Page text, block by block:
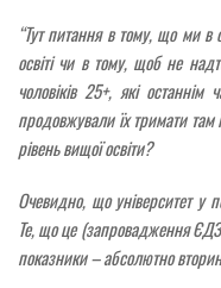
“Тут питання в тому, що ми в
освіті чи в тому, щоб не
чоловіків 25+, які
продовжували їх тримати там
рівень вищої освіти?
Очевидно, що університет у
Те, що це (запровадження ЄДЗ
показники – абсолютно